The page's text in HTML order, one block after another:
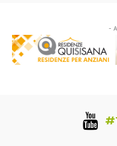
-